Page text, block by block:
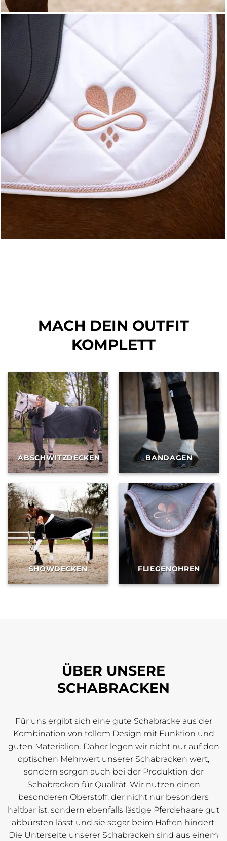
MACH DEIN OUTFIT
KOMPLETT
ABSCHWITZDECKEN BANDAGEN
SHOWDECKEN FLIEGENOHREN
ÜBER UNSERE
SCHABRACKEN
Für uns ergibt sich eine gute Schabracke aus der
Kombination von tollem Design mit Funktion und
guten Materialien. Daher legen wir nicht nur auf den
optischen Mehrwert unserer Schabracken wert,
sondern sorgen auch bei der Produktion der
Schabracken für Qualität. Wir nutzen einen
besonderen Oberstoff, der nicht nur besonders
haltbar ist, sondern ebenfalls lästige Pferdehaare gut
abbürsten lässt und sie sogar beim Haften hindert.
Die Unterseite unserer Schabracken sind aus einem